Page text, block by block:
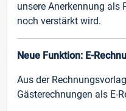
unsere Anerkennung als
noch verstärkt wird.
Neue Funktion: E-
Aus der
Gästerechnungen als E-